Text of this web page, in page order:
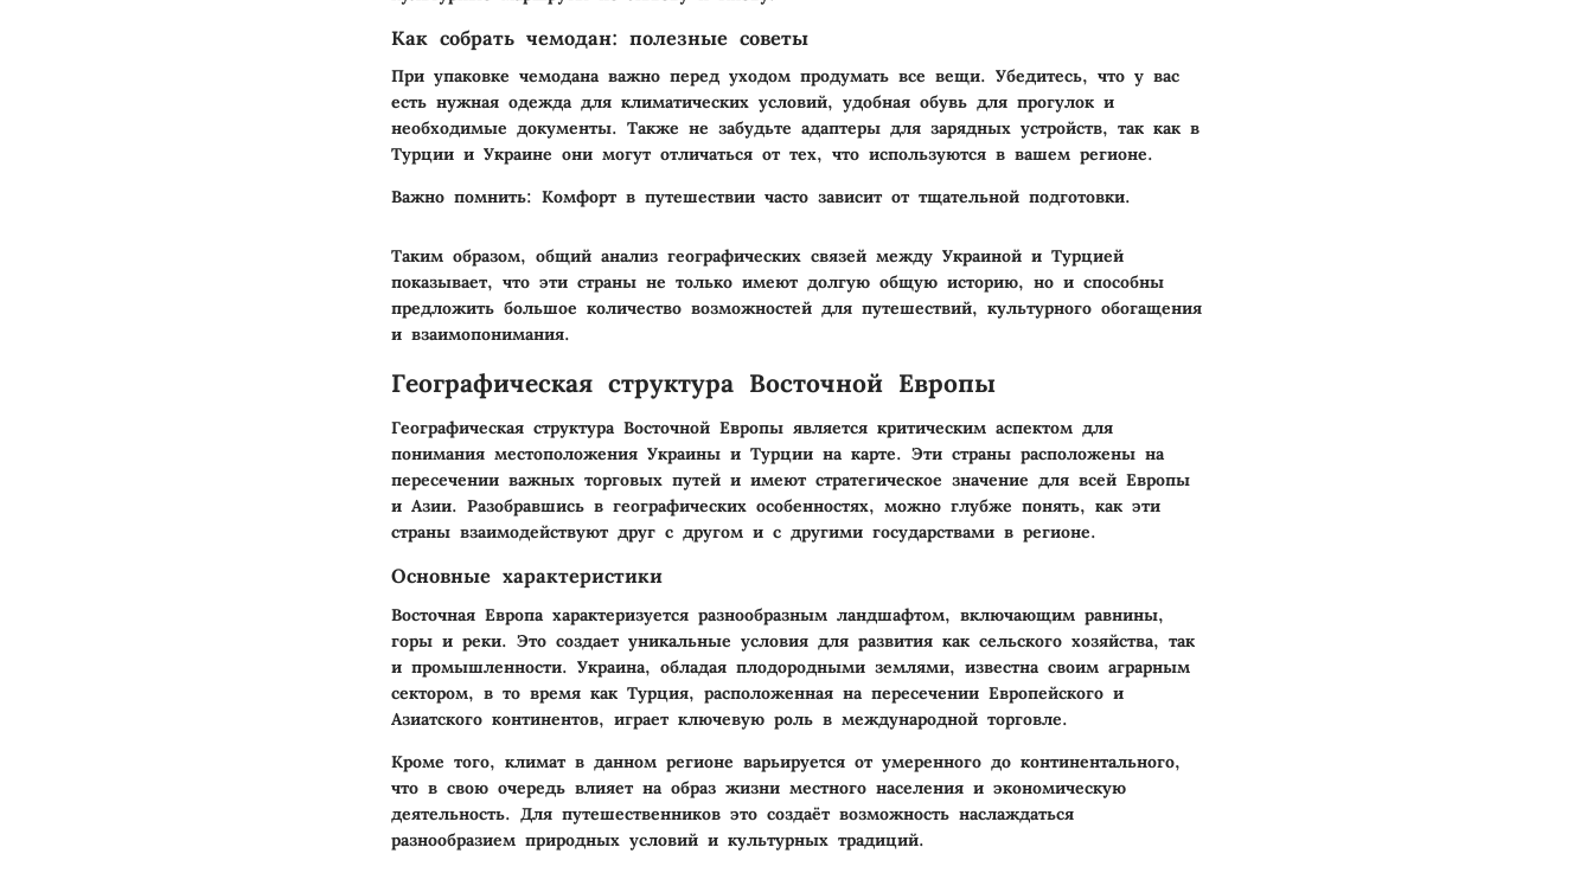
Как собрать чемодан: полезные советы
При упаковке чемодана важно перед уходом продумать все вещи. Убедитесь, что у вас
есть нужная одежда для климатических условий, удобная обувь для прогулок и
необходимые документы. Также не забудьте адаптеры для зарядных устройств, так как в
Турции и Украине они могут отличаться от тех, что используются в вашем регионе.
Важно помнить: Комфорт в путешествии часто зависит от тщательной подготовки.
Таким образом, общий анализ географических связей между Украиной и Турцией
показывает, что эти страны не только имеют долгую общую историю, но и способны
предложить большое количество возможностей для путешествий, культурного обогащения
и взаимопонимания.
Географическая структура Восточной Европы
Географическая структура Восточной Европы является критическим аспектом для
понимания местоположения Украины и Турции на карте. Эти страны расположены на
пересечении важных торговых путей и имеют стратегическое значение для всей Европы
и Азии. Разобравшись в географических особенностях, можно глубже понять, как эти
страны взаимодействуют друг с другом и с другими государствами в регионе.
Основные характеристики
Восточная Европа характеризуется разнообразным ландшафтом, включающим равнины,
горы и реки. Это создает уникальные условия для развития как сельского хозяйства, так
и промышленности. Украина, обладая плодородными землями, известна своим аграрным
сектором, в то время как Турция, расположенная на пересечении Европейского и
Азиатского континентов, играет ключевую роль в международной торговле.
Кроме того, климат в данном регионе варьируется от умеренного до континентального,
что в свою очередь влияет на образ жизни местного населения и экономическую
деятельность. Для путешественников это создаёт возможность наслаждаться
разнообразием природных условий и культурных традиций.